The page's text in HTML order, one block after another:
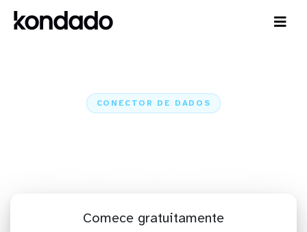
CONECTOR DE DADOS
Comece gratuitamente